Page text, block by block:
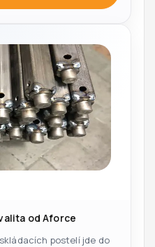
od Aforce
postelí jde do